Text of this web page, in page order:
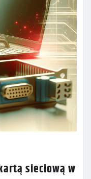
sieciową w